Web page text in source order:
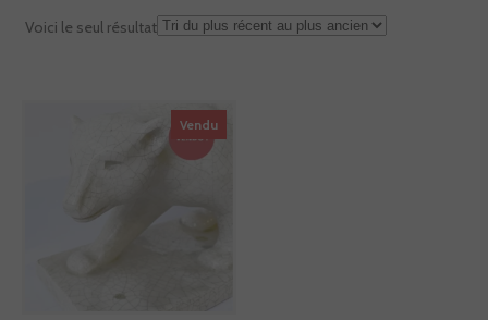
Voici le seul résultat
Vendu